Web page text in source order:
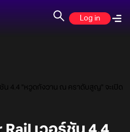
Log in
ชัน 4.4 "หวูดกังวาน ณ คราดับสูญ" จะเปิด